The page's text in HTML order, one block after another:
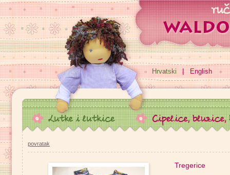
Hrvatski English
povratak
Tregerice